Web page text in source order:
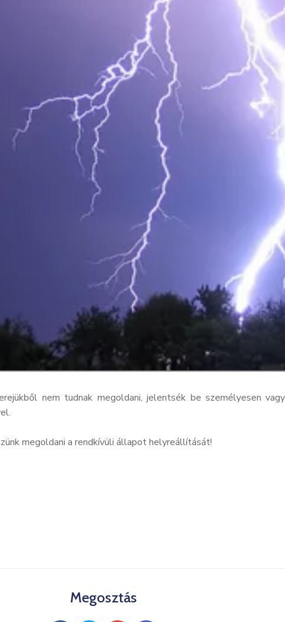
nem tudnak megoldani, jelentsék be személyesen
megoldani a rendkívüli állapot helyreállítását!
Megosztás